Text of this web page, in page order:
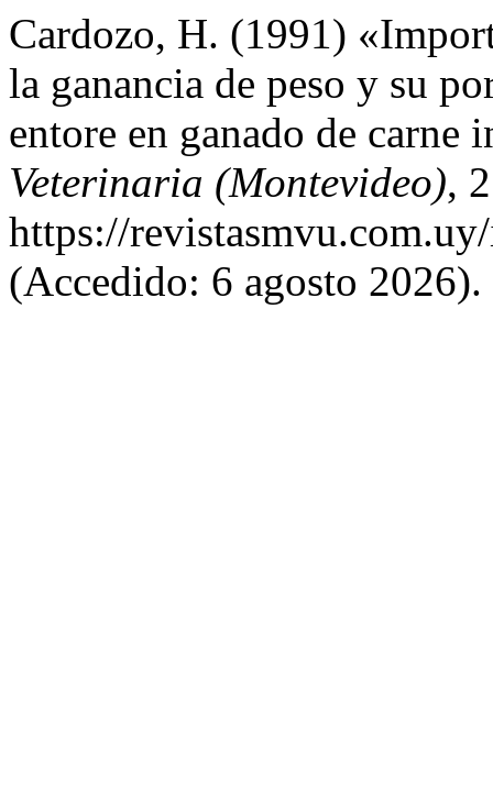
Cardozo, H. (1991)
la ganancia de peso y su
entore en ganado de carne
Veterinaria (Montevideo),
https://
(Accedido: 6 agosto 2026).